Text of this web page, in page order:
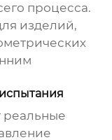
процесса.
изделий,
реальные